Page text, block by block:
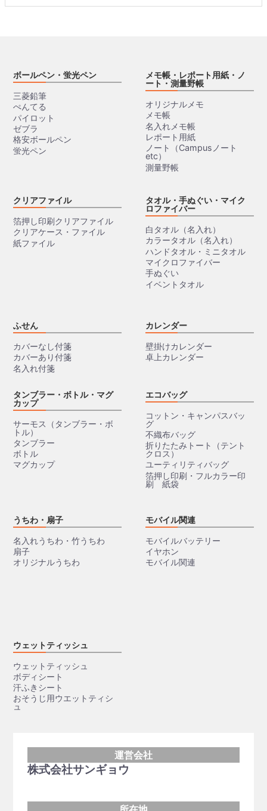
ボールペン・蛍光ペン
三菱鉛筆
ぺんてる
パイロット
ゼブラ
格安ボールペン
蛍光ペン
クリアファイル
箔押し印刷クリアファイル
クリアケース・ファイル
紙ファイル
ふせん
カバーなし付箋
カバーあり付箋
名入れ付箋
メモ帳・レポート用紙・ノ
ート・測量野帳
オリジナルメモ
メモ帳
名入れメモ帳
レポート用紙
ノート（Campusノート
etc）
測量野帳
タオル・手ぬぐい・マイク
ロファイバー
白タオル（名入れ）
カラータオル（名入れ）
ハンドタオル・ミニタオル
マイクロファイバー
手ぬぐい
イベントタオル
カレンダー
壁掛けカレンダー
卓上カレンダー
タンブラー・ボトル・マグ
カップ
サーモス（タンブラー・ボ
トル）
タンブラー
ボトル
マグカップ
うちわ・扇子
名入れうちわ・竹うちわ
扇子
オリジナルうちわ
ウェットティッシュ
ウェットティッシュ
ボディシート
汗ふきシート
おそうじ用ウエットティシ
ュ
エコバッグ
コットン・キャンパスバッ
グ
不織布バッグ
折りたたみトート（テント
クロス）
ユーティリティバッグ
箔押し印刷・フルカラー印
刷 紙袋
モバイル関連
モバイルバッテリー
イヤホン
モバイル関連
運営会社
株式会社サンギョウ